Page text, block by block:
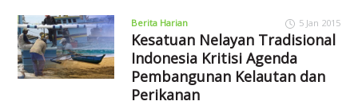
Berita Harian 5 Jan 2015
Kesatuan Nelayan Tradisional
Indonesia Kritisi Agenda
Pembangunan Kelautan dan
Perikanan